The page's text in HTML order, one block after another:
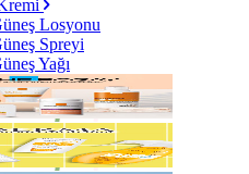
Losyonu
Spreyi
Yağı